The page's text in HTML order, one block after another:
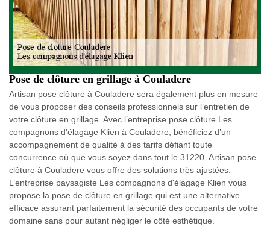
Pose de clôture en grillage à Couladere
Artisan pose clôture à Couladere sera également plus en mesure
de vous proposer des conseils professionnels sur l’entretien de
votre clôture en grillage. Avec l’entreprise pose clôture Les
compagnons d'élagage Klien à Couladere, bénéficiez d’un
accompagnement de qualité à des tarifs défiant toute
concurrence où que vous soyez dans tout le 31220. Artisan pose
clôture à Couladere vous offre des solutions très ajustées.
L’entreprise paysagiste Les compagnons d'élagage Klien vous
propose la pose de clôture en grillage qui est une alternative
efficace assurant parfaitement la sécurité des occupants de votre
domaine sans pour autant négliger le côté esthétique.